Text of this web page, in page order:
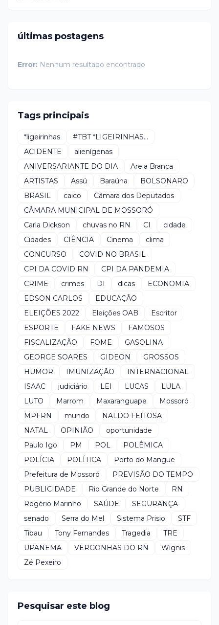
últimas postagens
Error: Nenhum resultado encontrado
Tags principais
*ligeirinhas
#TBT *LIGEIRINHAS...
ACIDENTE
alienígenas
ANIVERSARIANTE DO DIA
Areia Branca
ARTISTAS
Assú Baraúna
BOLSONARO
BRASIL
caico
Câmara dos Deputados
CÂMARA MUNICIPAL DE MOSSORÓ
Carla Dickson
chuvas no RN CI
cidade
Cidades
CIÊNCIA Cinema
clima
CONCURSO
COVID NO BRASIL
CPI DA COVID RN
CPI DA PANDEMIA
CRIME
crimes DI dicas
ECONOMIA
EDSON CARLOS
EDUCAÇÃO
ELEIÇÕES 2022
Eleições OAB
Escritor
ESPORTE
FAKE NEWS
FAMOSOS
FISCALIZAÇÃO
FOME
GASOLINA
GEORGE SOARES
GIDEON
GROSSOS
HUMOR
IMUNIZAÇÃO
INTERNACIONAL
ISAAC
judiciário LEI LUCAS
LULA
LUTO
Marrom Maxaranguape
Mossoró
MPFRN
mundo
NALDO FEITOSA
NATAL
OPINIÃO
oportunidade
Paulo Igo
PM POL
POLÊMICA
POLÍCIA
POLÍTICA
Porto do Mangue
Prefeitura de Mossoró
PREVISÃO DO TEMPO
PUBLICIDADE
Rio Grande do Norte
RN
Rogério Marinho
SAÚDE
SEGURANÇA
senado
Serra do Mel Sistema Prisio
STF
Tibau
Tony Fernandes Tragedia
TRE
UPANEMA
VERGONHAS DO RN
Wignis
Zé Pexeiro
Pesquisar este blog